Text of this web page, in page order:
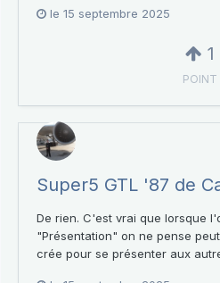
le 15 septembre 2025
1
POINT
Super5 GTL '87 de
De rien. C'est vrai que lorsque
"Présentation" on ne pense
crée pour se présenter aux